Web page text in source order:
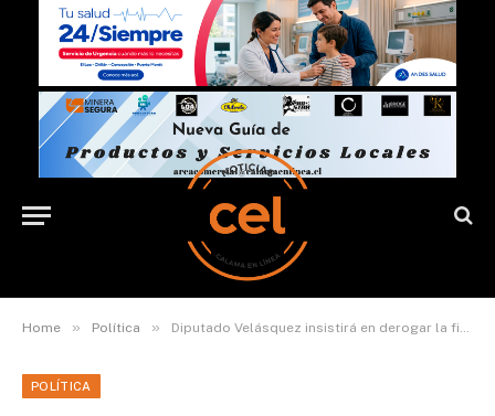
Home » Política » Diputado Velásquez insistirá en derogar la figura del Delegado Presidencial
POLÍTICA